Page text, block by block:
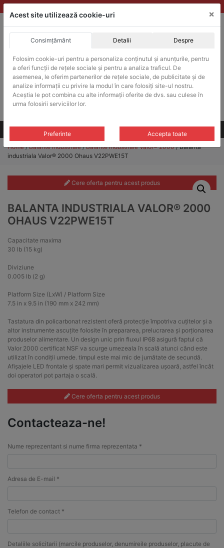
Skip
to
ACHIZITII PUBLICE
Produsele pot fi achizitionate si in sistemul SEAP / SICAP
Products
search
CAUTARE
Toate produsele
Home/Balante industriale/Balante industriale Valor® 2000/ Balanta
industriala Valor® 2000 Ohaus V22PWE15T
Cere oferta pentru acest produs
BALANTA INDUSTRIALA VALOR® 2000
OHAUS V22PWE15T
Capacitate maxima
30 lb (15 kg)
Diviziune
0.005 lb (2 g)
Platform Size (LxW) / Platform Size
7.5 in x 9.5 in (190 mm x 242 mm)
Tastatura din policarbonat rezistent oferă protecție împotriva cuțitelor și a
altor instrumente ascuțite folosite în prepararea, prelucrarea și porționarea
produselor alimentare. Un design unic prin fluxul IP68 asigură faptul că
Valor 2000 certificat NSF va scurge umezeala în scală atunci când este
utilizat în condiții umede. timpul este mai mic de jumătate de secundă.
Afișajele LED frontale și spate mari permit vizualizarea ușoară, astfel încât
doi operatori pot partaja o scală.
Cere oferta pentru acest produs
Contacteaza-ne!
Nume reprezentant si nume firma reprezentata *
Adresa de E-mail *
Telefon de contact *
Detaliile solicitarii (marcile produselor, denumireile produselor, placute de
Acest site utilizează cookie-uri ×
Consimțământ Detalii Despre
Folosim cookie-uri pentru a personaliza conținutul și anunțurile, pentru
a oferi funcții de rețele sociale și pentru a analiza traficul. De
asemenea, le oferim partenerilor de rețele sociale, de publicitate și de
analize informații cu privire la modul în care folosiți site-ul nostru.
Aceștia le pot combina cu alte informații oferite de dvs. sau culese în
urma folosirii serviciilor lor.
Preferinte Accepta toate